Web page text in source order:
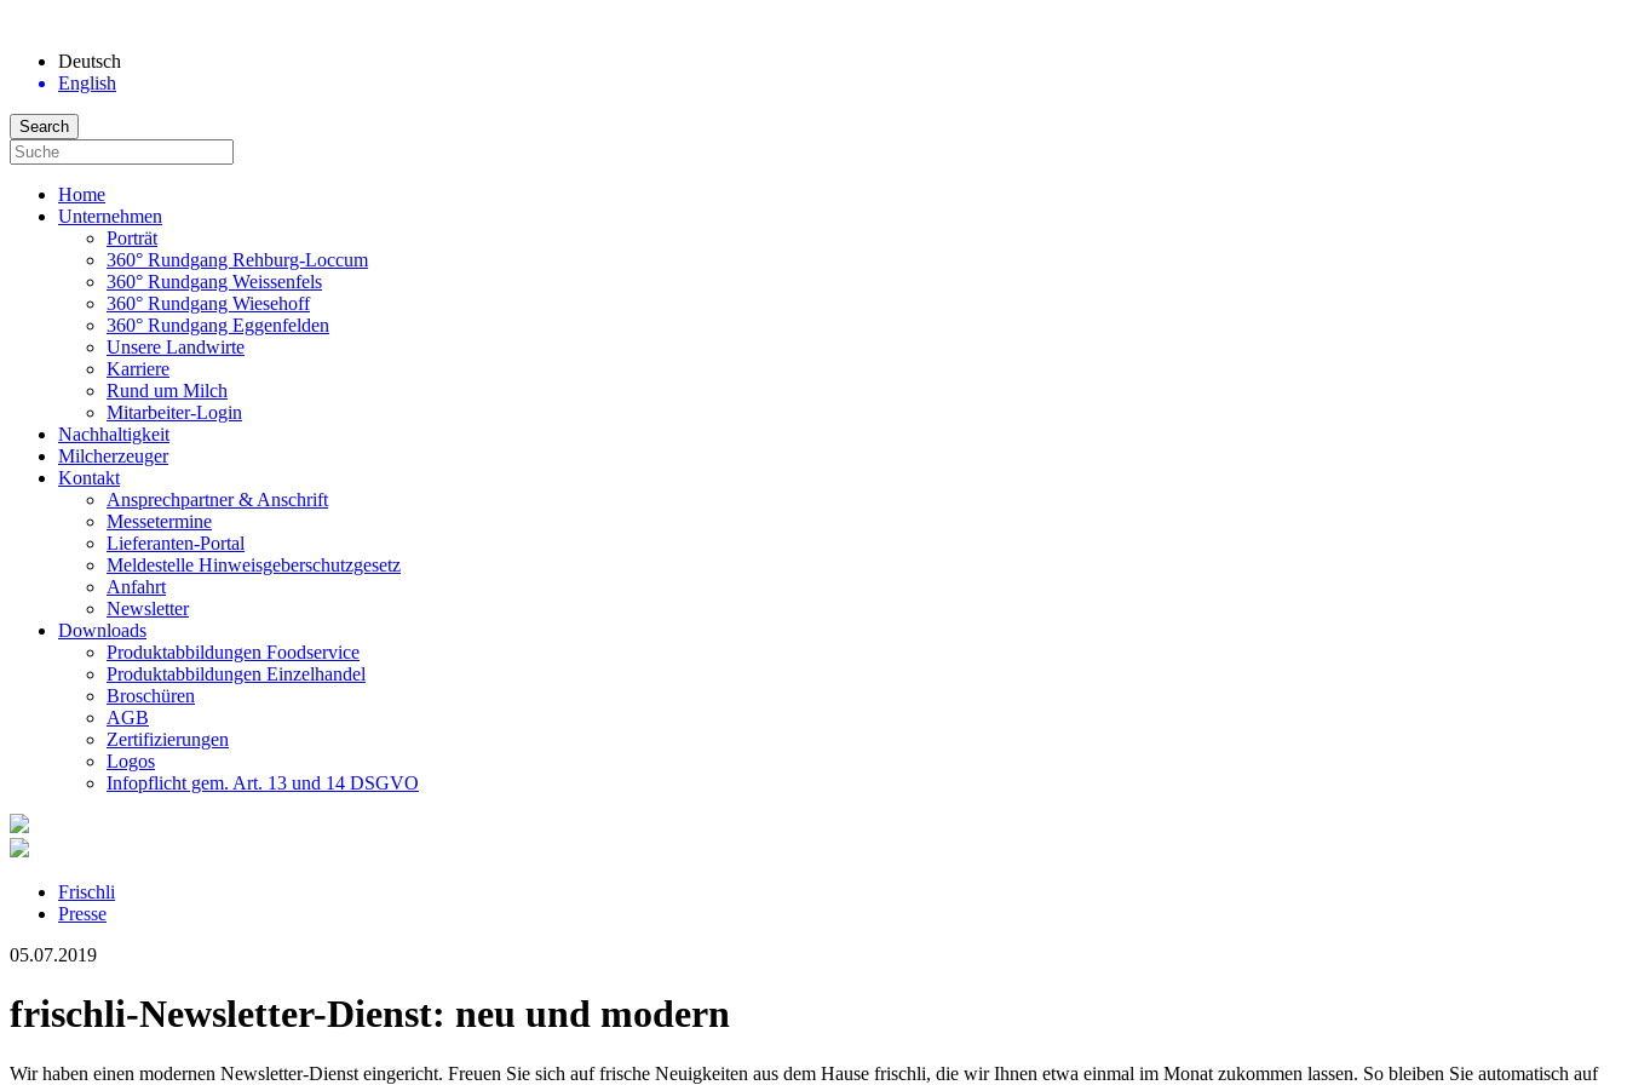
Deutsch
English
Home
Unternehmen
Porträt
360° Rundgang Rehburg-Loccum
360° Rundgang Weissenfels
360° Rundgang Wiesehoff
360° Rundgang Eggenfelden
Unsere Landwirte
Karriere
Rund um Milch
Mitarbeiter-Login
Nachhaltigkeit
Milcherzeuger
Kontakt
Ansprechpartner & Anschrift
Messetermine
Lieferanten-Portal
Meldestelle Hinweisgeberschutzgesetz
Anfahrt
Newsletter
Downloads
Produktabbildungen Foodservice
Produktabbildungen Einzelhandel
Broschüren
AGB
Zertifizierungen
Logos
Infopflicht gem. Art. 13 und 14 DSGVO
Frischli
Presse
05.07.2019
frischli-Newsletter-Dienst: neu und modern
Wir haben einen modernen Newsletter-Dienst eingericht. Freuen Sie sich auf frische Neuigkeiten aus dem Hause frischli, die wir Ihnen etwa einmal im Monat zukommen lassen. So bleiben Sie automatisch auf